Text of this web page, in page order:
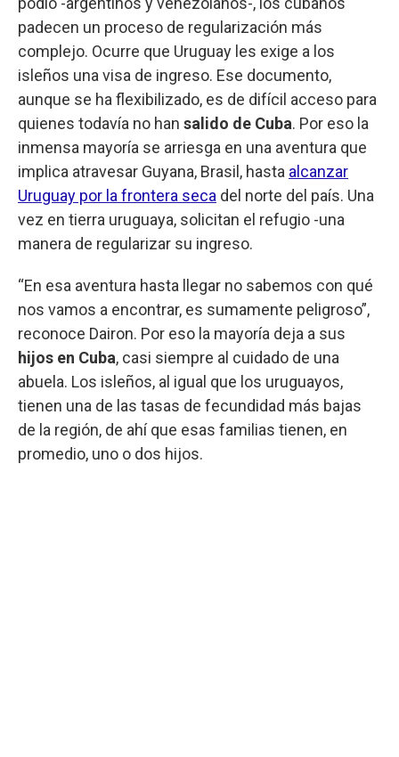
padecen un proceso de regularización más
complejo. Ocurre que Uruguay les exige a los
isleños una visa de ingreso. Ese documento,
aunque se ha flexibilizado, es de difícil acceso para
quienes todavía no han salido de Cuba. Por eso la
inmensa mayoría se arriesga en una aventura que
implica atravesar Guyana, Brasil, hasta alcanzar
Uruguay por la frontera seca del norte del país. Una
vez en tierra uruguaya, solicitan el refugio -una
manera de regularizar su ingreso.
“En esa aventura hasta llegar no sabemos con qué
nos vamos a encontrar, es sumamente peligroso”,
reconoce Dairon. Por eso la mayoría deja a sus
hijos en Cuba, casi siempre al cuidado de una
abuela. Los isleños, al igual que los uruguayos,
tienen una de las tasas de fecundidad más bajas
de la región, de ahí que esas familias tienen, en
promedio, uno o dos hijos.